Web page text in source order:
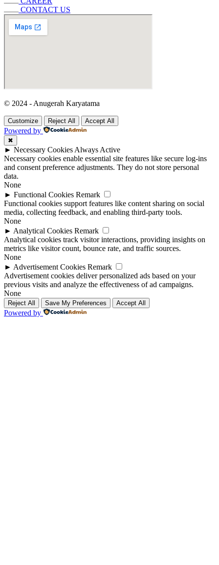
CONTACT US
© 2024 - Anugerah Karyatama
Customize Reject All Accept All
Powered by
✖
► Necessary CookiesAlways Active
Necessary cookies enable essential site features like secure log-ins
and consent preference adjustments. They do not store personal
data.
None
► Functional Cookies Remark
Functional cookies support features like content sharing on social
media, collecting feedback, and enabling third-party tools.
None
► Analytical Cookies Remark
Analytical cookies track visitor interactions, providing insights on
metrics like visitor count, bounce rate, and traffic sources.
None
► Advertisement Cookies Remark
Advertisement cookies deliver personalized ads based on your
previous visits and analyze the effectiveness of ad campaigns.
None
Reject All Save My Preferences Accept All
Powered by